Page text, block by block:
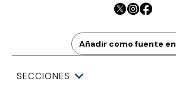
Añadir como fuente en
SECCIONES